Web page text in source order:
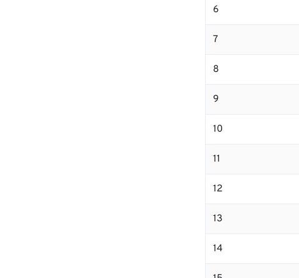
6
7
8
9
10
11
12
13
14